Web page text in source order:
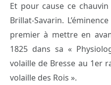
Et pour cause ce
Brillat-Savarin.
premier à mettre en
1825 dans sa «
volaille de Bresse au 1er
volaille des Rois ».